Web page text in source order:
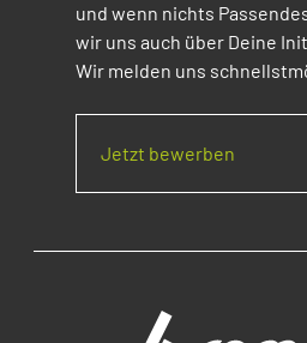
und wenn nichts
wir uns auch über Deine
Wir melden uns
Jetzt bewerben